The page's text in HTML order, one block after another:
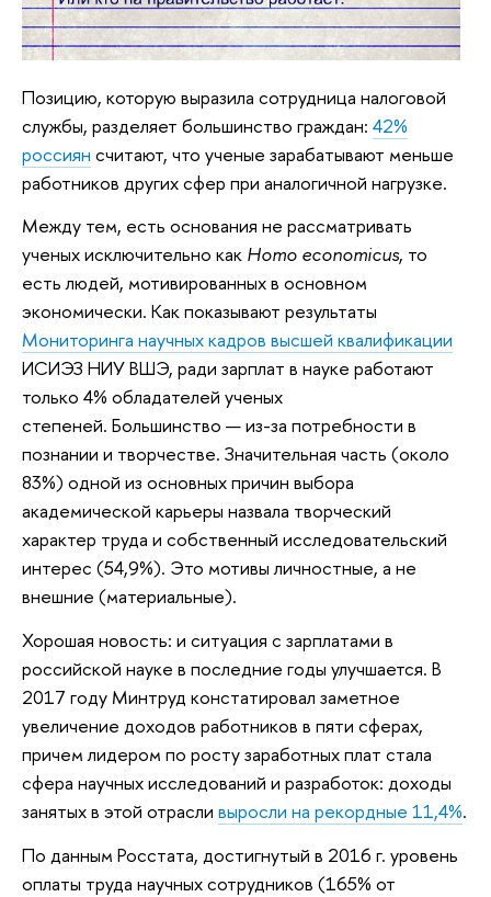
Позицию, которую выразила сотрудница налоговой
службы, разделяет большинство граждан: 42%
россиян считают, что ученые зарабатывают меньше
работников других сфер при аналогичной нагрузке.
Между тем, есть основания не рассматривать
ученых исключительно как Homo economicus, то
есть людей, мотивированных в основном
экономически. Как показывают результаты
Мониторинга научных кадров высшей квалификации
ИСИЭЗ НИУ ВШЭ, ради зарплат в науке работают
только 4% обладателей ученых
степеней. Большинство — из-за потребности в
познании и творчестве. Значительная часть (около
83%) одной из основных причин выбора
академической карьеры назвала творческий
характер труда и собственный исследовательский
интерес (54,9%). Это мотивы личностные, а не
внешние (материальные).
Хорошая новость: и ситуация с зарплатами в
российской науке в последние годы улучшается. В
2017 году Минтруд констатировал заметное
увеличение доходов работников в пяти сферах,
причем лидером по росту заработных плат стала
сфера научных исследований и разработок: доходы
занятых в этой отрасли выросли на рекордные 11,4%.
По данным Росстата, достигнутый в 2016 г. уровень
оплаты труда научных сотрудников (165% от